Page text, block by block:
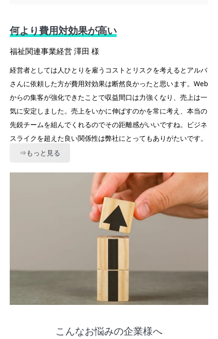
何より費用対効果が高い
福祉関連事業経営 澤田 様
経営者としては人ひとりを雇うコストとリスクを考えるとアルバ
さんに依頼した方が費用対効果は断然良かったと思います。Web
からの集客が強化できたことで収益間口は力強くなり、売上は一
気に安定しました。売上をいかに伸ばすのかを常に考え、本当の
先鋭チームを組んでくれるのでその距離感がいいですね。ビジネ
スライクを超えた良い関係性は弊社にとってもありがたいです。
⇒もっと見る
こんなお悩みの企業様へ